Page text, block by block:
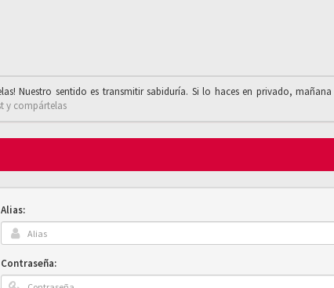
Nuestro sentido es transmitir sabiduría. Si lo haces en privado,
y compártelas
Alias:
Contraseña: